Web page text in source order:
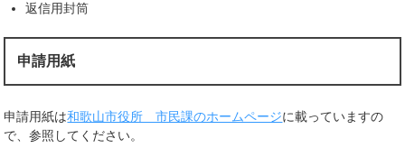
返信用封筒
申請用紙
申請用紙は和歌山市役所 市民課のホームページに載っていますの
で、参照してください。